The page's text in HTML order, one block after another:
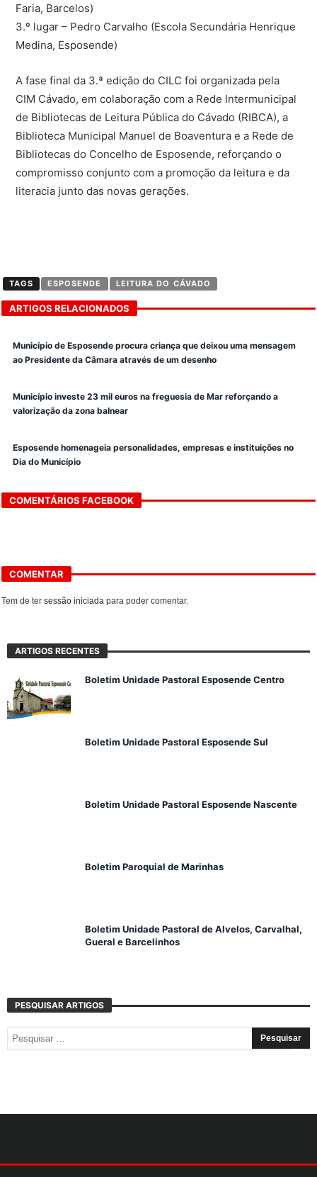
Faria, Barcelos)
3.º lugar – Pedro Carvalho (Escola Secundária Henrique
Medina, Esposende)
A fase final da 3.ª edição do CILC foi organizada pela
CIM Cávado, em colaboração com a Rede Intermunicipal
de Bibliotecas de Leitura Pública do Cávado (RIBCA), a
Biblioteca Municipal Manuel de Boaventura e a Rede de
Bibliotecas do Concelho de Esposende, reforçando o
compromisso conjunto com a promoção da leitura e da
literacia junto das novas gerações.
TAGS ESPOSENDE LEITURA DO CÁVADO
ARTIGOS RELACIONADOS
Município de Esposende procura criança que deixou uma mensagem
ao Presidente da Câmara através de um desenho
Município investe 23 mil euros na freguesia de Mar reforçando a
valorização da zona balnear
Esposende homenageia personalidades, empresas e instituições no
Dia do Município
COMENTÁRIOS FACEBOOK
COMENTAR
Tem de tersessão iniciada para poder comentar.
ARTIGOS RECENTES
Boletim Unidade Pastoral Esposende Centro
Boletim Unidade Pastoral Esposende Sul
Boletim Unidade Pastoral Esposende Nascente
Boletim Paroquial de Marinhas
Boletim Unidade Pastoral de Alvelos, Carvalhal,
Gueral e Barcelinhos
PESQUISAR ARTIGOS